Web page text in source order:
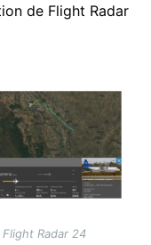
de Flight Radar
Radar 24